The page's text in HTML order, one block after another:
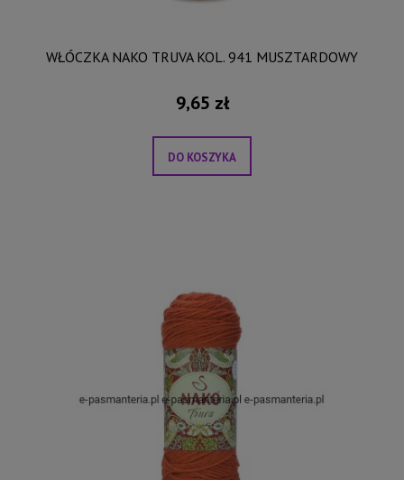
WŁÓCZKA NAKO TRUVA KOL. 941 MUSZTARDOWY
9,65 zł
DO KOSZYKA